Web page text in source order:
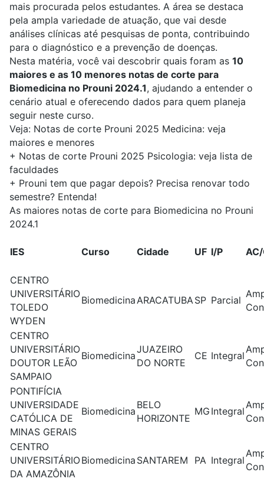
mais procurada pelos estudantes. A área se destaca
pela ampla variedade de atuação, que vai desde
análises clínicas até pesquisas de ponta, contribuindo
para o diagnóstico e a prevenção de doenças.
Nesta matéria, você vai descobrir quais foram as 10
maiores e as 10 menores notas de corte para
Biomedicina no Prouni 2024.1, ajudando a entender o
cenário atual e oferecendo dados para quem planeja
seguir neste curso.
Veja: Notas de corte Prouni 2025 Medicina: veja
maiores e menores
+ Notas de corte Prouni 2025 Psicologia: veja lista de
faculdades
+ Prouni tem que pagar depois? Precisa renovar todo
semestre? Entenda!
As maiores notas de corte para Biomedicina no Prouni
2024.1
IES Curso Cidade UF I/P
CENTRO
UNIVERSITÁRIO
TOLEDO
WYDEN
BiomedicinaARACATUBASP Parcial
CENTRO
UNIVERSITÁRIO
DOUTOR LEÃO
SAMPAIO
Biomedicina
JUAZEIRO
DO NORTE
CE Integral
PONTIFÍCIA
UNIVERSIDADE
CATÓLICA DE
MINAS GERAIS
Biomedicina
BELO
HORIZONTE
MG Integral
CENTRO
UNIVERSITÁRIO
DA AMAZÔNIA
Biomedicina SANTAREM PA Integral